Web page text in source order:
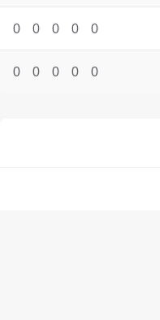
0
0
0
0
0
0
0
0
0
0